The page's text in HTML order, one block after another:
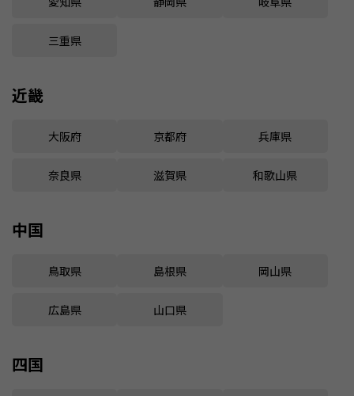
三重県
近畿
大阪府 京都府 兵庫県
奈良県 滋賀県 和歌山県
中国
鳥取県 島根県 岡山県
広島県 山口県
四国